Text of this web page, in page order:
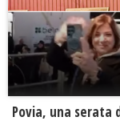
Povia, una serata